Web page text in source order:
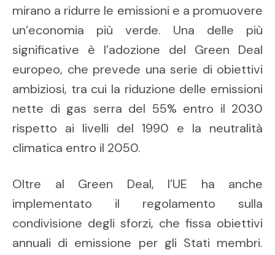
mirano a ridurre le emissioni e a promuovere
un’economia più verde. Una delle più
significative è l’adozione del Green Deal
europeo, che prevede una serie di obiettivi
ambiziosi, tra cui la riduzione delle emissioni
nette di gas serra del 55% entro il 2030
rispetto ai livelli del 1990 e la neutralità
climatica entro il 2050.
Oltre al Green Deal, l’UE ha anche
implementato il regolamento sulla
condivisione degli sforzi, che fissa obiettivi
annuali di emissione per gli Stati membri.